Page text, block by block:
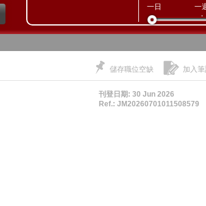
一日
一
儲存職位空缺 加入筆
刊登日期: 30 Jun 2026
Ref.: JM20260701011508579